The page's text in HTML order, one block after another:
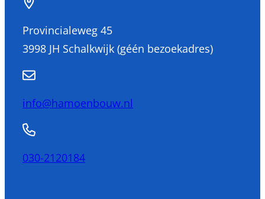
Provincialeweg 45
3998 JH Schalkwijk (géén bezoekadres)
info@hamoenbouw.nl
030-2120184